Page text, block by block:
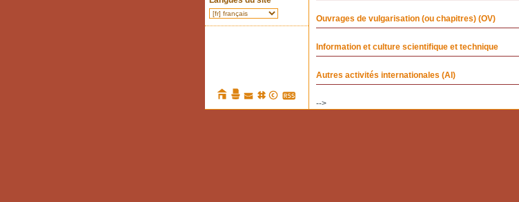
Ouvrages de vulgarisation (ou chapitres) (OV)
Information et culture scientifique et technique
Autres activités internationales (AI)
-->